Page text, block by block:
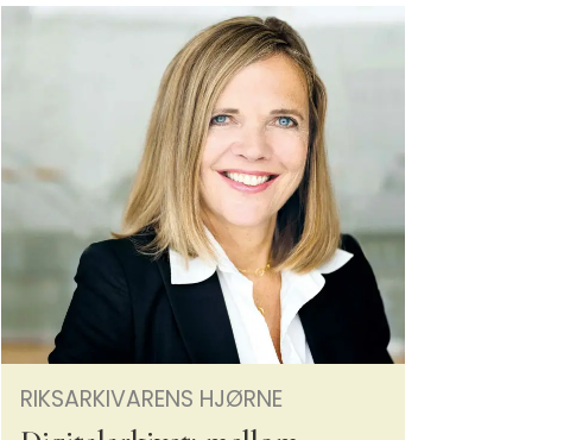
RIKSARKIVARENS HJØRNE